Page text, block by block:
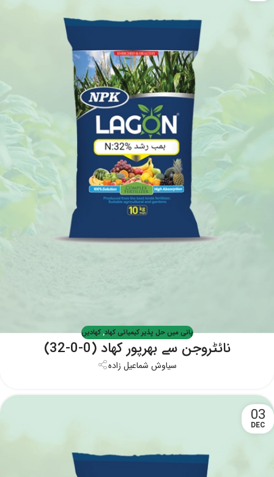
پانی میں حل پذیر کیمیائی کھاد,کھادیں
نائٹروجن سے بھرپور کھاد (0-0-32)
سیاوش شماعیل زاده
03
DEC